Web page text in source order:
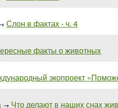
Слон в фактах - ч. 4
факты о животных
экопроект
→ Что делают в наших снах